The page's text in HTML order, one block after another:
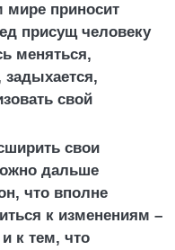
мире приносит
присущ человеку
меняться,
задыхается,
свой
свои
дальше
что вполне
к изменениям –
к тем, что